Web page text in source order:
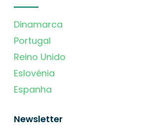
Dinamarca
Portugal
Reino Unido
Eslovénia
Espanha
Newsletter